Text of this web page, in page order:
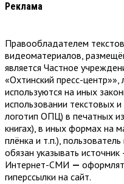
Реклама
Правообладателем
видеоматериалов,
является Частное
«Охтинский пресс-
используются на иных
использовании текстовых
логотип ОПЦ) в печатных
книгах), в иных формах на
плёнка и т.п.),
обязан указывать источник
Интернет-СМИ —
гиперссылки на сайт.